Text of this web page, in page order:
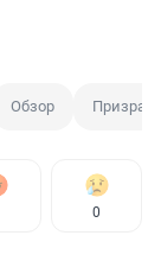
Обзор Призрак
0